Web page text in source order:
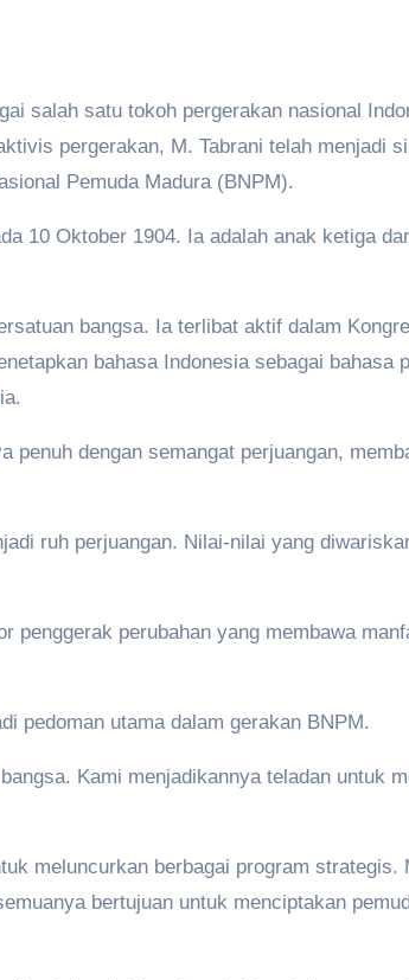
salah satu tokoh pergerakan nasional
pergerakan, M. Tabrani telah menjadi
Pemuda Madura (BNPM).
10 Oktober 1904. Ia adalah anak ketiga
bangsa. Ia terlibat aktif dalam
bahasa Indonesia sebagai bahasa
penuh dengan semangat perjuangan,
ruh perjuangan. Nilai-nilai yang
penggerak perubahan yang membawa
pedoman utama dalam gerakan BNPM.
Kami menjadikannya teladan untuk
meluncurkan berbagai program strategis.
bertujuan untuk menciptakan